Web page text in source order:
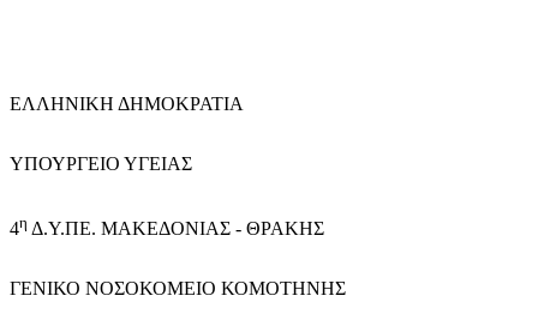
EΛΛΗΝΙΚΗ ΔΗΜΟΚΡΑΤΙΑ
ΥΠΟΥΡΓΕΙΟ ΥΓΕΙΑΣ
4η Δ.Υ.ΠΕ. ΜΑΚΕΔΟΝΙΑΣ - ΘΡΑΚΗΣ
ΓΕΝΙΚΟ NΟΣΟΚΟΜΕΙΟ ΚΟΜΟΤΗΝΗΣ